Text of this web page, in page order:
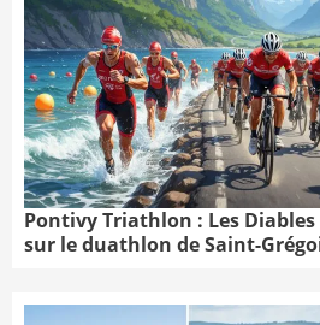
Pontivy Triathlon : Les
sur le duathlon de Saint-